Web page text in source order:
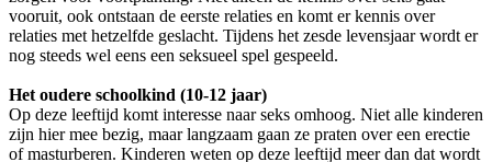
vooruit, ook ontstaan de eerste relaties en komt er kennis over
relaties met hetzelfde geslacht. Tijdens het zesde levensjaar wordt er
nog steeds wel eens een seksueel spel gespeeld.
Het oudere schoolkind (10-12 jaar)
Op deze leeftijd komt interesse naar seks omhoog. Niet alle kinderen
zijn hier mee bezig, maar langzaam gaan ze praten over een erectie
of masturberen. Kinderen weten op deze leeftijd meer dan dat wordt